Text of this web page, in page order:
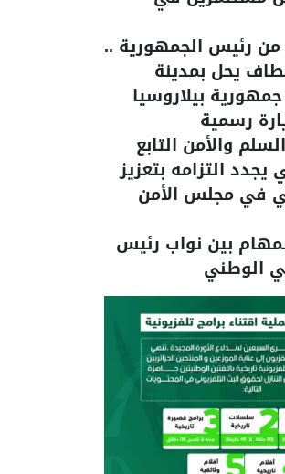
من رئيس الجمهورية ..
يحل بمدينة
بيلاروسيا
رسمية
والأمن التابع
يجدد التزامه بتعزيز
في مجلس الأمن
بين نواب رئيس
الوطني